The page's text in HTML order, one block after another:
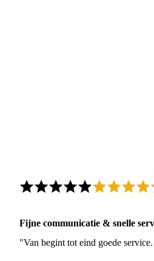
Fijne communicatie & snelle
"Van begint tot eind goede